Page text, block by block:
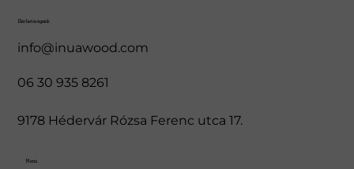
Elérhetőségeink
info@inuawood.com
06 30 935 8261
9178 Hédervár Rózsa Ferenc utca 17.
Menü